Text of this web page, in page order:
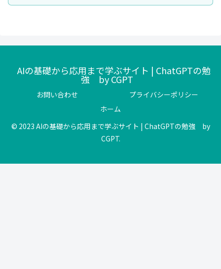
AIの基礎から応用まで学ぶサイト | ChatGPTの勉
強 by CGPT
お問い合わせ
プライバシーポリシー
ホーム
© 2023 AIの基礎から応用まで学ぶサイト | ChatGPTの勉強 by
CGPT.